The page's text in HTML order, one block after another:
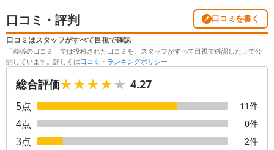
口コミ・評判 口コミを書く
口コミはスタッフがすべて目視で確認
「葬儀の口コミ」では投稿された口コミを、スタッフがすべて目視で確認した上で公
開しています。詳しくは口コミ・ランキングポリシー
総合評価★★★★★
★★★★★ 4.27
5点 11件
4点 0件
3点 2件